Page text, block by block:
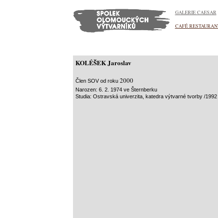
GALERIE CAESAR
CAFÉ
KOLÉŠEK Jaroslav
Člen SOV od roku 2000
Narozen: 6. 2. 1974 ve Šternberku
Studia: Ostravská univerzita, katedra výtvarné tvorby /1992